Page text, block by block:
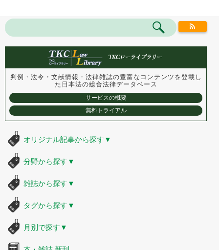
判例・法令・文献情報・法律雑誌の豊富なコンテンツを登載し
た 日本法の総合法律データベース
サービスの概要
無料トライアル
オリジナル記事から探す ▼
分野から探す ▼
雑誌から探す ▼
タグから探す ▼
月別で探す ▼